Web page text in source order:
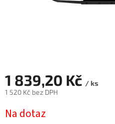
1 839,20 Kč / ks
1 520 Kč bez DPH
cena:
Na dotaz